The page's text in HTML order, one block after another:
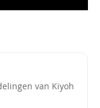
van Kiyoh